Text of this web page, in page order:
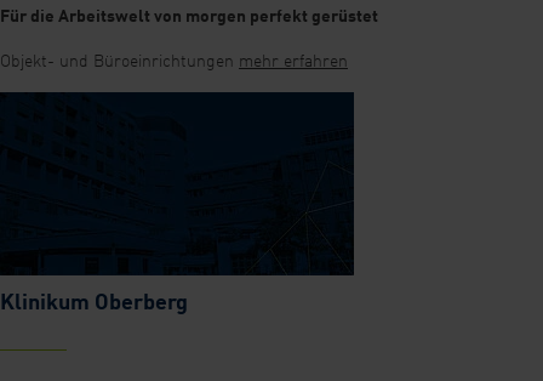
Für die Arbeitswelt von morgen perfekt gerüstet
Objekt- und Büroeinrichtungen mehr erfahren
Klinikum Oberberg